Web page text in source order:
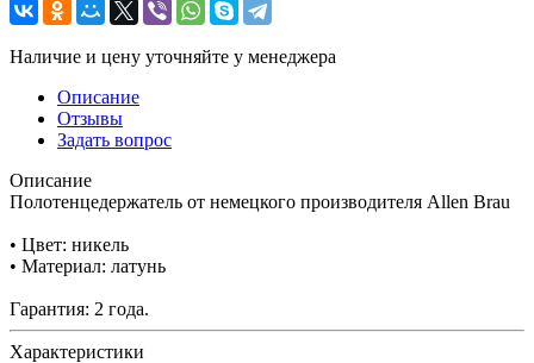
Наличие и цену уточняйте у менеджера
Описание
Отзывы
Задать вопрос
Описание
Полотенцедержатель от немецкого производителя Allen Brau
• Цвет: никель
• Материал: латунь
Гарантия: 2 года.
Характеристики